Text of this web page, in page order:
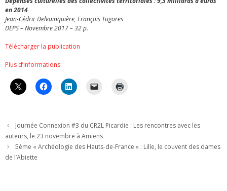
en 2014
Jean-Cédric Delvainquière, François Tugores
DEPS – Novembre 2017 – 32 p.
Télécharger la publication
Plus d’informations
Journée Connexion #3 du CR2L Picardie : Les rencontres avec les
auteurs, le 23 novembre à Amiens
5ème « Archéologie des Hauts-de-France » : Lille, le couvent des dames
de l’Abiette